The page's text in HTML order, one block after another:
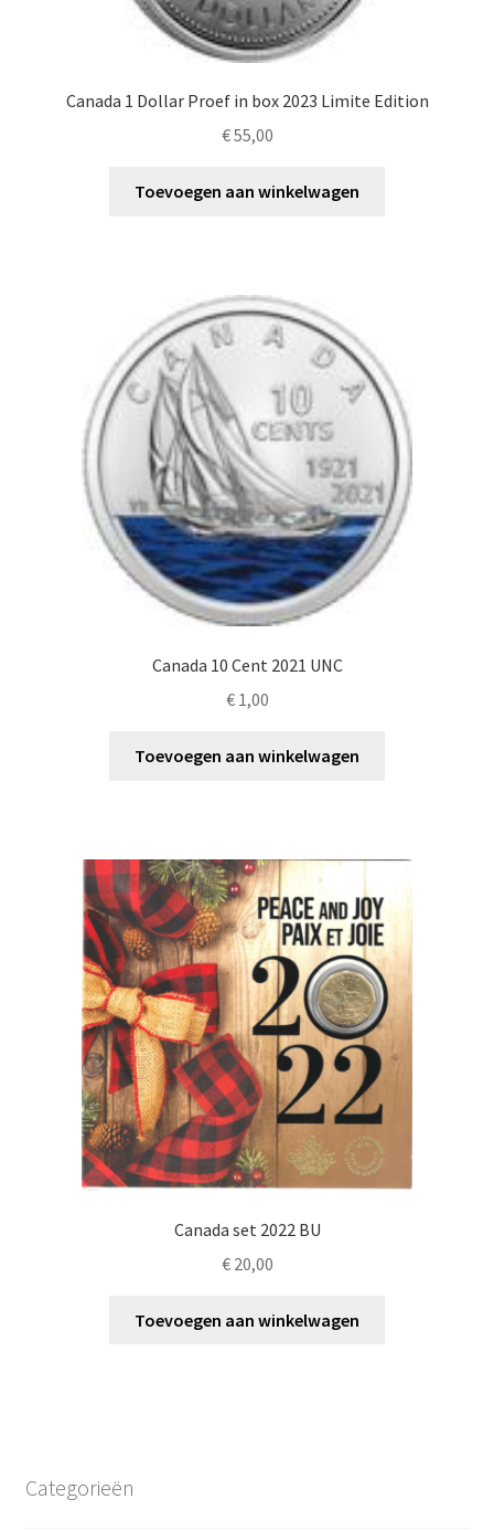
Canada 1 Dollar Proef in box 2023 Limite Edition
€55,00
Toevoegen aan winkelwagen
Canada 10 Cent 2021 UNC
€1,00
Toevoegen aan winkelwagen
Canada set 2022 BU
€20,00
Toevoegen aan winkelwagen
Categorieën